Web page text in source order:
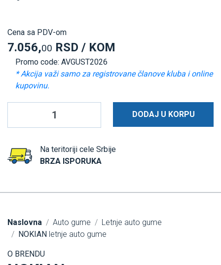
Cena sa PDV-om
7.056,00 RSD / KOM
Promo code: AVGUST2026
* Akcija važi samo za registrovane članove kluba i online
kupovinu.
DODAJ U KORPU
Na teritoriji cele Srbije
BRZA ISPORUKA
Naslovna Auto gume
Letnje auto gume
NOKIAN letnje auto gume
O BRENDU